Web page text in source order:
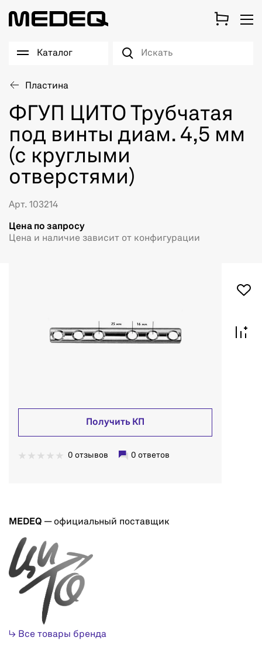
Каталог
Пластина
ФГУП ЦИТО Трубчатая
под винты диам. 4,5 мм
(с круглыми
отверстями)
Арт. 103214
Цена по запросу
Цена и наличие зависит от конфигурации
Получить КП
0 отзывов 0 ответов
MEDEQ — официальный поставщик
↳ Все товары бренда